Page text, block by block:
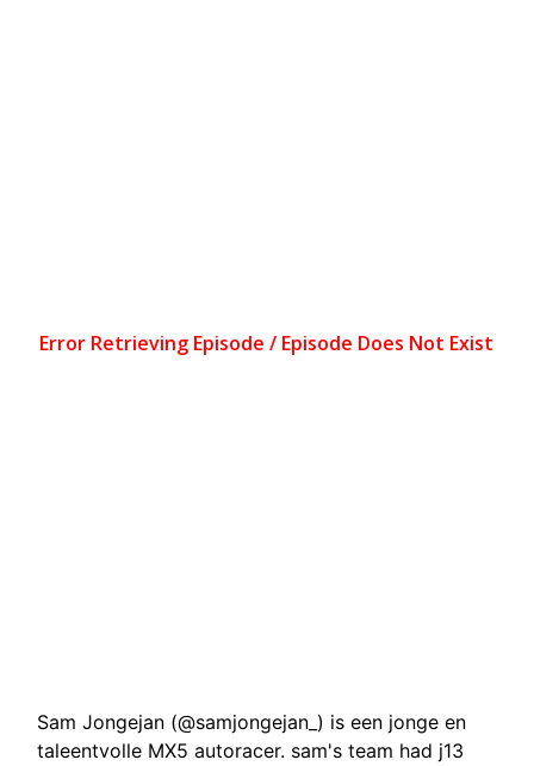
Sam Jongejan (@samjongejan_) is een jonge en
taleentvolle MX5 autoracer. sam's team had j13